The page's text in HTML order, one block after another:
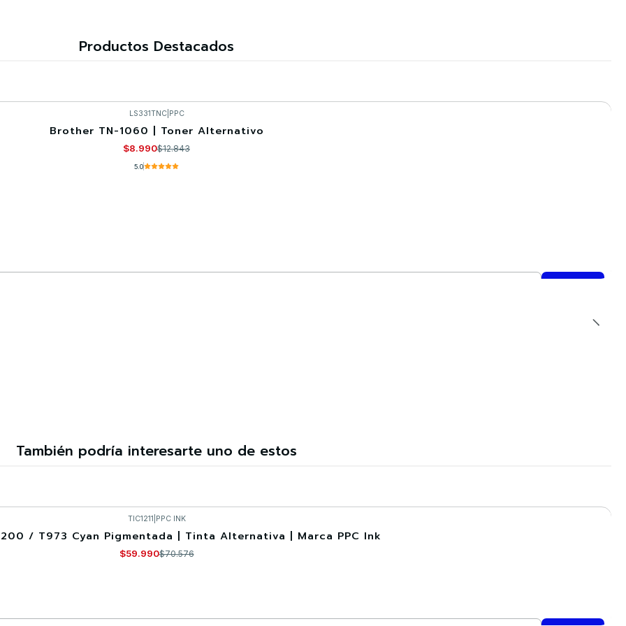
Productos Destacados
LS331TNC| PPC
Brother TN-1060 | Toner Alternativo
$8.990$12.843
5.0
También podría interesarte uno de estos
TIC1211 PPC INK
/ T973 Cyan Pigmentada | Tinta Alternativa | Marca PPC Ink
$59.990$70.576